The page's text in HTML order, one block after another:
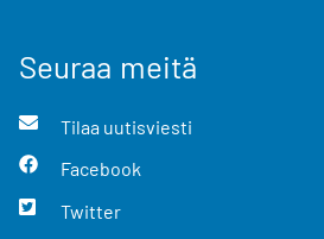
Seuraa meitä
Tilaa uutisviesti
Facebook
Twitter